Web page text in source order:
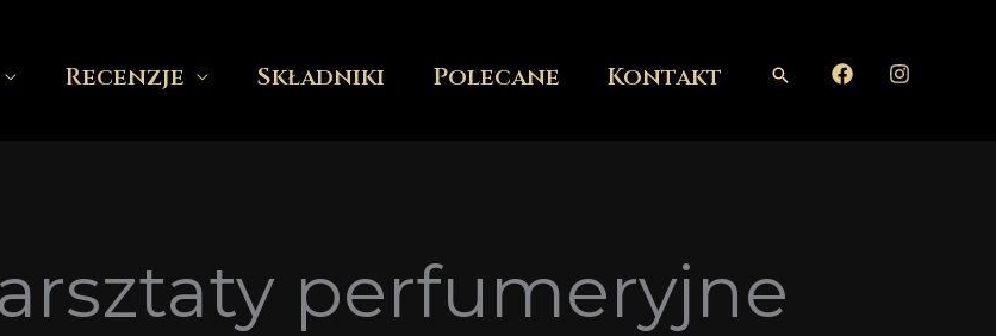
Recenzje Składniki Polecane Kontakt Szukaj
perfumeryjne